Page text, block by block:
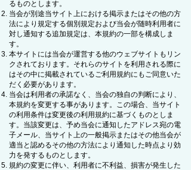
るものとします。
当会が別途当サイト上における掲示またはその他の方
法により規定する個別規定および当会が随時利用者に
対し通知する追加規定は、本規約の一部を構成しま
す。
本サイトには当会が運営する他のウェブサイトもリン
クされております。それらのサイトを利用される際に
はその中に掲載されているご利用規約にもご同意いた
だく必要があります。
当会は利用者の承諾なく、当会の独自の判断により、
本規約を変更する事があります。この場合、当サイト
の利用条件は変更後の利用規約に基づくものとしま
す。当該変更は、予め当会に通知したアドレス宛の電
子メール、当サイト上の一般掲示またはその他当会が
適当と認めるその他の方法により通知した時点より効
力を発するものとします。
規約の変更に伴い、利用者に不利益、損害が発生した